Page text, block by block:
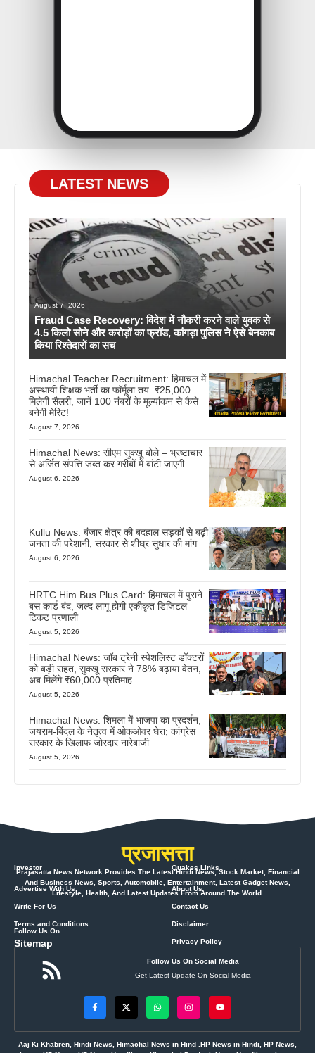
LATEST NEWS
August 7, 2026
Fraud Case Recovery: विदेश में नौकरी करने वाले युवक से
4.5 किलो सोने और करोड़ों का फ्रॉड, कांगड़ा पुलिस ने ऐसे बेनकाब
किया रिश्तेदारों का सच
Himachal Teacher Recruitment: हिमाचल में
अस्थायी शिक्षक भर्ती का फॉर्मूला तय: ₹25,000
मिलेगी सैलरी, जानें 100 नंबरों के मूल्यांकन से कैसे
बनेगी मेरिट!
August 7, 2026
Himachal News: सीएम सुक्खू बोले – भ्रष्टाचार
से अर्जित संपत्ति जब्त कर गरीबों में बांटी जाएगी
August 6, 2026
Kullu News: बंजार क्षेत्र की बदहाल सड़कों से बढ़ी
जनता की परेशानी, सरकार से शीघ्र सुधार की मांग
August 6, 2026
HRTC Him Bus Plus Card: हिमाचल में पुराने
बस कार्ड बंद, जल्द लागू होगी एकीकृत डिजिटल
टिकट प्रणाली
August 5, 2026
Himachal News: जॉब ट्रेनी स्पेशलिस्ट डॉक्टरों
को बड़ी राहत, सुक्खू सरकार ने 78% बढ़ाया वेतन,
अब मिलेंगे ₹60,000 प्रतिमाह
August 5, 2026
Himachal News: शिमला में भाजपा का प्रदर्शन,
जयराम-बिंदल के नेतृत्व में ओकओवर घेरा; कांग्रेस
सरकार के खिलाफ जोरदार नारेबाजी
August 5, 2026
प्रजासत्ता
Prajasatta News Network Provides The Latest Hindi News, Stock Market, Financial
And Business News, Sports, Automobile, Entertainment, Latest Gadget News,
Lifestyle, Health, And Latest Updates From Around The World.
Investor
Advertise With Us
Write For Us
Terms and Conditions
Sitemap
Quakes Links
About Us
Contact Us
Disclaimer
Privacy Policy
Follow Us On
Follow Us On Social Media
Get Latest Update On Social Media
Aaj Ki Khabren, Hindi News, Himachal News in Hind .HP News in Hindi, HP News,